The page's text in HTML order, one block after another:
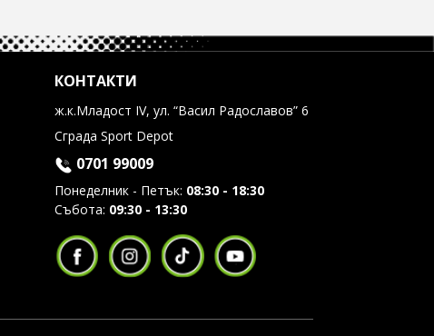
КОНТАКТИ
ж.к.Младост IV, ул. “Васил Радославов” 6
Сграда Sport Depot
0701 99009
Понеделник - Петък: 08:30 - 18:30
Събота: 09:30 - 13:30